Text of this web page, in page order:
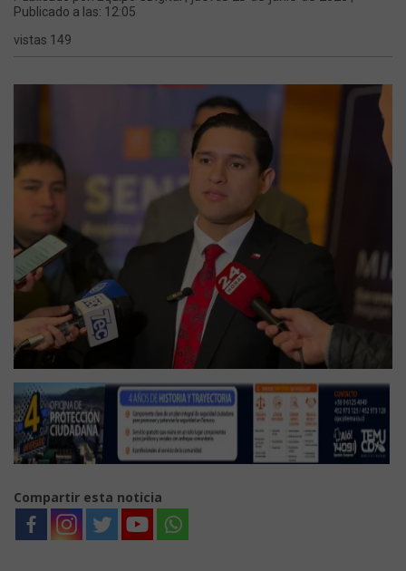
Publicado a las: 12:05
vistas 149
Compartir esta noticia